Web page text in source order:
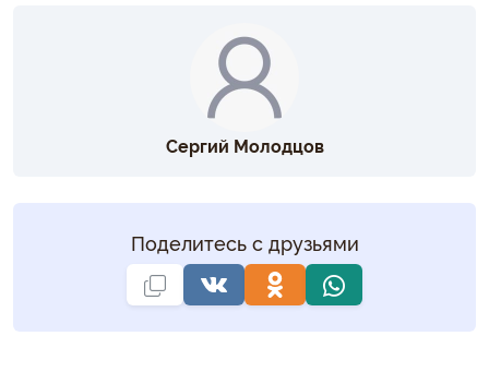
Сергий Молодцов
Поделитесь с друзьями